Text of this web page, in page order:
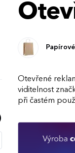
Otevřené
viditelnost
při častém